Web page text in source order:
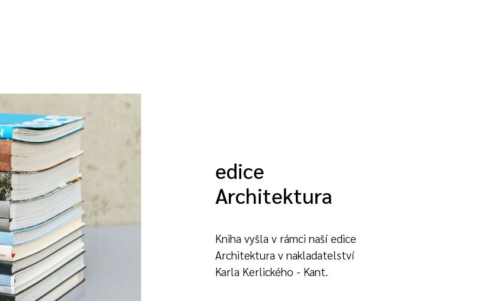
edice
Architektura
Kniha vyšla v rámci naší edice
Architektura v nakladatelství
Karla Kerlického - Kant.